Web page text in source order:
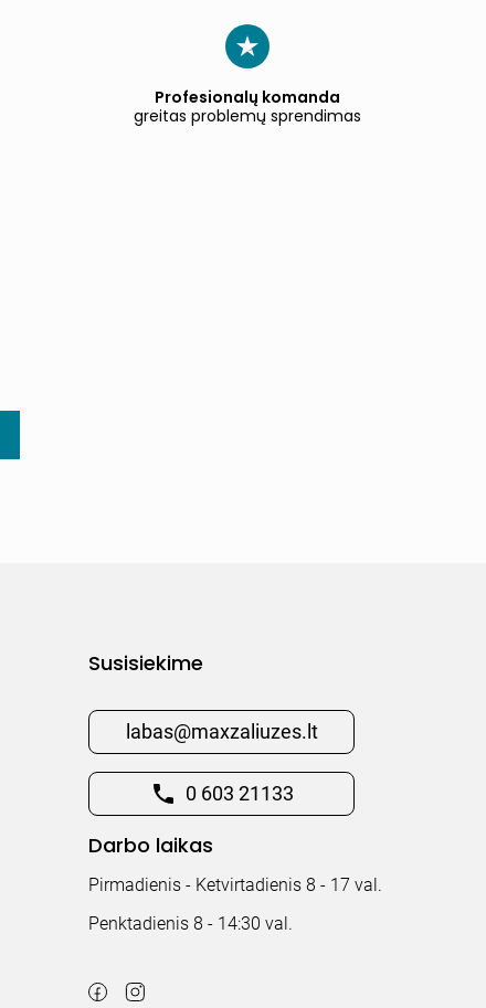
Profesionalų komanda
greitas problemų sprendimas
Susisiekime
labas@maxzaliuzes.lt
0 603 21133
Darbo laikas
Pirmadienis - Ketvirtadienis 8 - 17 val.
Penktadienis 8 - 14:30 val.